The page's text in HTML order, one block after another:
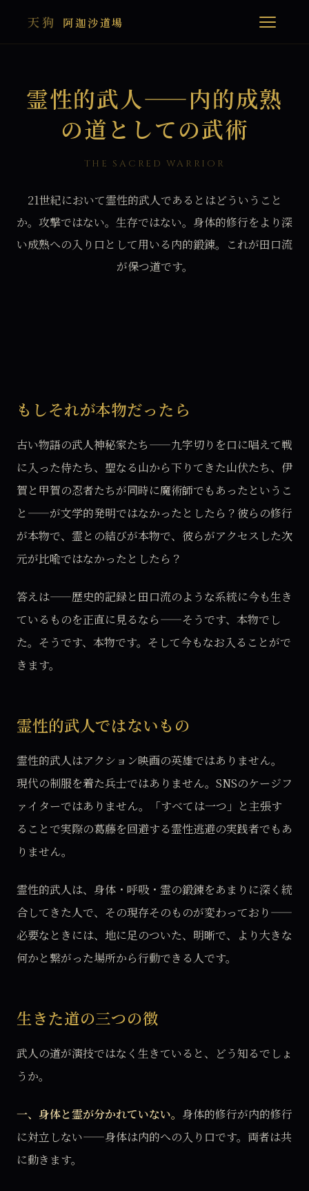
天狗 阿迦沙道場
霊性的武人——内的成熟
の道としての武術
THE SACRED WARRIOR
21世紀において霊性的武人であるとはどういうこと
か。攻撃ではない。生存ではない。身体的修行をより深
い成熟への入り口として用いる内的鍛錬。これが田口流
が保つ道です。
もしそれが本物だったら
古い物語の武人神秘家たち——九字切りを口に唱えて戦
に入った侍たち、聖なる山から下りてきた山伏たち、伊
賀と甲賀の忍者たちが同時に魔術師でもあったというこ
と——が文学的発明ではなかったとしたら？彼らの修行
が本物で、霊との結びが本物で、彼らがアクセスした次
元が比喩ではなかったとしたら？
答えは——歴史的記録と田口流のような系統に今も生き
ているものを正直に見るなら——そうです、本物でし
た。そうです、本物です。そして今もなお入ることがで
きます。
霊性的武人ではないもの
霊性的武人はアクション映画の英雄ではありません。
現代の制服を着た兵士ではありません。SNSのケージフ
ァイターではありません。「すべては一つ」と主張す
ることで実際の葛藤を回避する霊性逃避の実践者でもあ
りません。
霊性的武人は、身体・呼吸・霊の鍛錬をあまりに深く統
合してきた人で、その現存そのものが変わっており——
必要なときには、地に足のついた、明晰で、より大きな
何かと繋がった場所から行動できる人です。
生きた道の三つの徴
武人の道が演技ではなく生きていると、どう知るでしょ
うか。
一、身体と霊が分かれていない。 身体的修行が内的修行
に対立しない——身体は内的への入り口です。両者は共
に動きます。